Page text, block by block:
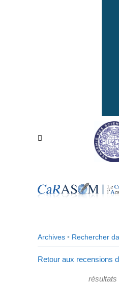
Archives • Rechercher
Retour aux recensions
résultats